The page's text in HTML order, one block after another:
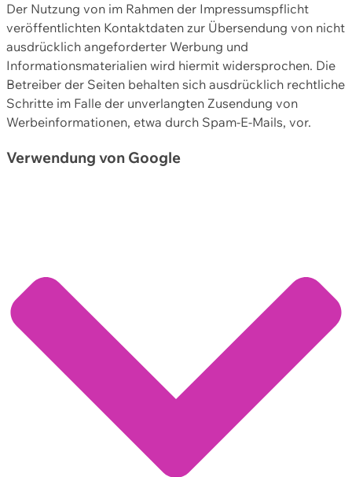
Der Nutzung von im Rahmen der Impressumspflicht
veröffentlichten Kontaktdaten zur Übersendung von nicht
ausdrücklich angeforderter Werbung und
Informationsmaterialien wird hiermit widersprochen. Die
Betreiber der Seiten behalten sich ausdrücklich rechtliche
Schritte im Falle der unverlangten Zusendung von
Werbeinformationen, etwa durch Spam-E-Mails, vor.
Verwendung von Google